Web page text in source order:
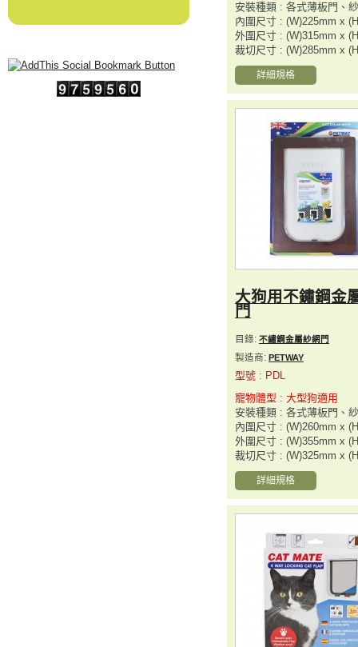
安裝種類 : 各式薄板門、
內圍尺寸 : (W)225mm x
外圍尺寸 : (W)315mm x
裁切尺寸 : (W)285mm x
詳細規格
大狗用不鏽鋼金
門
目錄: 不繡鋼金屬紗網門
製造商: PETWAY
型號 : PDL
寵物體型 : 大型狗適用
安裝種類 : 各式薄板門、
內圍尺寸 : (W)260mm x
外圍尺寸 : (W)355mm x
裁切尺寸 : (W)325mm x
詳細規格